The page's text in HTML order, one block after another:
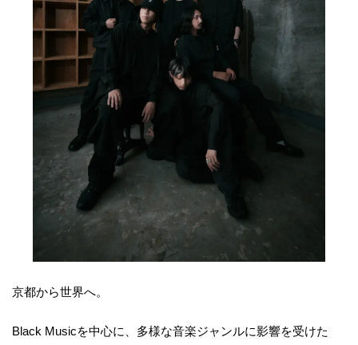
京都から世界へ。
Black Musicを中心に、多様な音楽ジャンルに影響を受けた